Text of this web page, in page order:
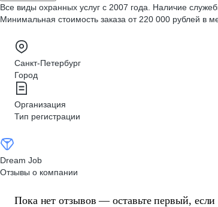
Все виды охранных услуг с 2007 года. Наличие
Минимальная стоимость заказа от 220 000 рублей в
Санкт-Петербург
Город
Организация
Тип регистрации
Dream Job
Отзывы о компании
Пока нет отзывов — оставьте первый, если